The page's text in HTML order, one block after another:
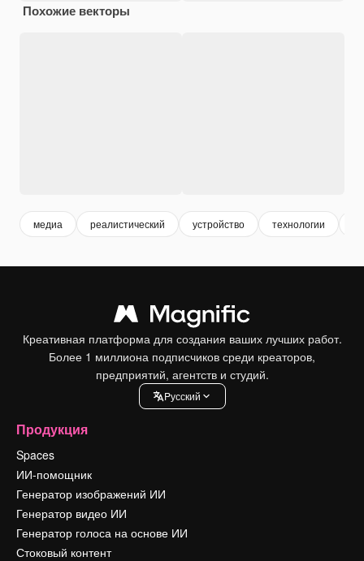
Похожие векторы
медиа реалистический устройство технологии
Креативная платформа для создания ваших лучших работ.
Более 1 миллиона подписчиков среди креаторов,
предприятий, агентств и студий.
Pусский
Продукция
Spaces
ИИ-помощник
Генератор изображений ИИ
Генератор видео ИИ
Генератор голоса на основе ИИ
Стоковый контент